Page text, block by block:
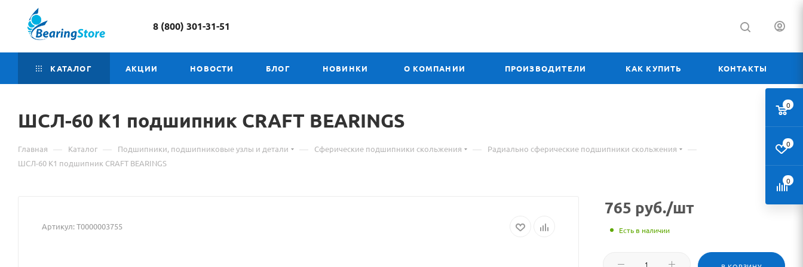
8 (800) 301-31-51
КАТАЛОГ АКЦИИ НОВОСТИ БЛОГ НОВИНКИ О КОМПАНИИ ПРОИЗВОДИТЕЛИ КАК КУПИТЬ КОНТАКТЫ
ШСЛ-60 К1 подшипник CRAFT Материал
о
BEARINGS
Главная — Каталог — Подшипники, подшипниковые узлы и детали — Сферические подшипники скольжения — Радиально сферические подшипники скольжения —
ШСЛ-60 К1 подшипник CRAFT BEARINGS
Артикул:Т0000003755
765 руб./шт
Есть в наличии
0
0
0